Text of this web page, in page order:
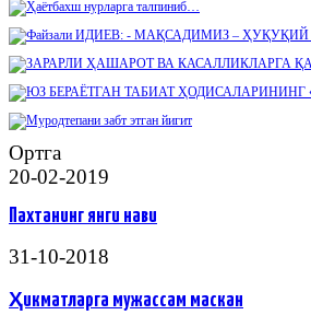
Ортга
20-02-2019
Пахтанинг янги нави
31-10-2018
Ҳикматларга мужассам маскан